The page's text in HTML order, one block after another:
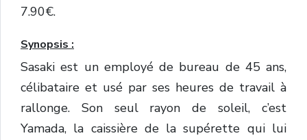
7.90€.
Synopsis :
Sasaki est un employé de bureau de 45 ans,
célibataire et usé par ses heures de travail à
rallonge. Son seul rayon de soleil, c’est
Yamada, la caissière de la supérette qui lui